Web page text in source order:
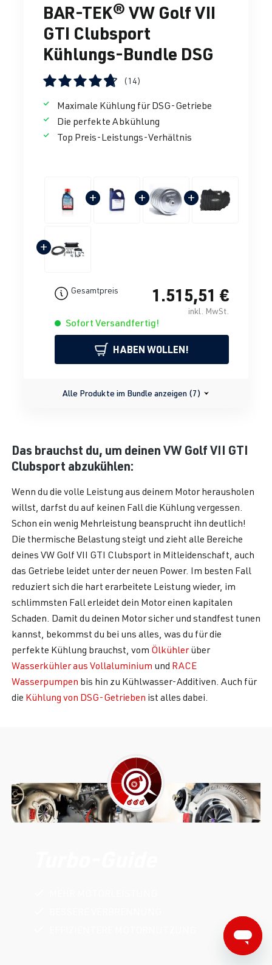
BAR-TEK® VW Golf VII
GTI Clubsport
Kühlungs-Bundle DSG
(14)
Maximale Kühlung für DSG-Getriebe
Die perfekte Abkühlung
Top Preis-Leistungs-Verhältnis
+ + +
+
Gesamtpreis 1.515,51 €
inkl. MwSt.
Sofort Versandfertig!
HABEN WOLLEN!
Alle Produkte im Bundle anzeigen (7)
Das brauchst du, um deinen VW Golf VII GTI
Clubsport abzukühlen:
Wenn du die volle Leistung aus deinem Motor herausholen
willst, darfst du auf keinen Fall die Kühlung vergessen.
Schon ein wenig Mehrleistung beansprucht ihn deutlich!
Die thermische Belastung steigt und zieht alle Bereiche
deines VW Golf VII GTI Clubsport in Mitleidenschaft, auch
das Getriebe leidet unter der neuen Power. Im besten Fall
reduziert sich die hart erarbeitete Leistung wieder, im
schlimmsten Fall erleidet dein Motor einen kapitalen
Schaden. Damit du deinen Motor sicher und standfest tunen
kannst, bekommst du bei uns alles, was du für die
perfekte Kühlung brauchst, vom Ölkühlerüber
Wasserkühler aus Vollaluminium und RACE
Wasserpumpen bis hin zu Kühlwasser-Additiven. Auch für
die Kühlung von DSG-Getrieben ist alles dabei.